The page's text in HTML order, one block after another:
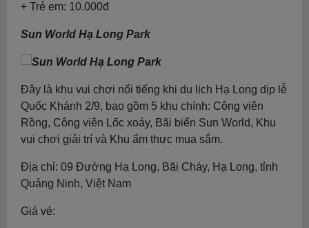
+ Trẻ em: 10.000đ
Sun World Hạ Long Park
Đây là khu vui chơi nổi tiếng khi du lịch Hạ Long dịp lễ
Quốc Khánh 2/9, bao gồm 5 khu chính: Công viên
Rồng, Công viên Lốc xoáy, Bãi biển Sun World, Khu
vui chơi giải trí và Khu ẩm thực mua sắm.
Địa chỉ: 09 Đường Hạ Long, Bãi Cháy, Hạ Long, tỉnh
Quảng Ninh, Việt Nam
Giá vé: